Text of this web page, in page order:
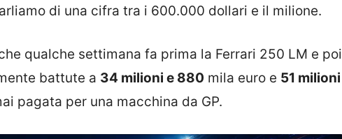
di una cifra tra i 600.000 dollari e il milione.
qualche settimana fa prima la Ferrari 250 LM e poi
battute a 34 milioni e 880 mila euro e 51 milioni
pagata per una macchina da GP.